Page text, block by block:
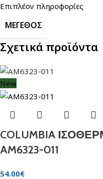
Επιπλέον πληροφορίες
ΜΈΓΕΘΟΣ
Σχετικά προϊόντα
New
COLUMBIA
AM6323-011
54.00€